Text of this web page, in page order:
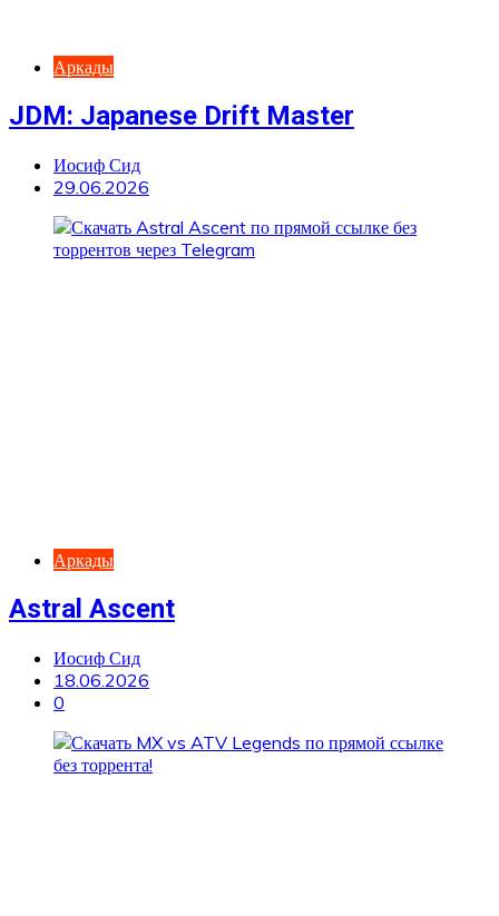
Аркады
JDM: Japanese Drift Master
Иосиф Сид
29.06.2026
Аркады
Astral Ascent
Иосиф Сид
18.06.2026
0